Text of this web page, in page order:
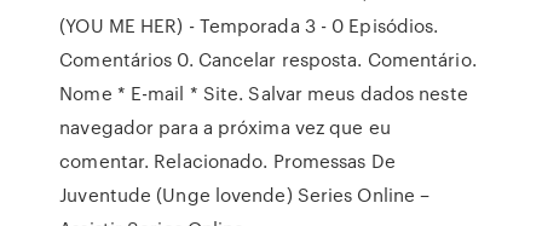
(YOU ME HER) - Temporada 3 - 0 Episódios.
Comentários 0. Cancelar resposta. Comentário.
Nome * E-mail * Site. Salvar meus dados neste
navegador para a próxima vez que eu
comentar. Relacionado. Promessas De
Juventude (Unge lovende) Series Online –